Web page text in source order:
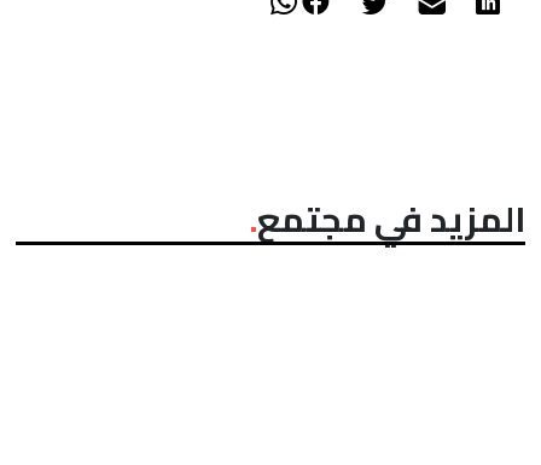
المزيد في مجتمع